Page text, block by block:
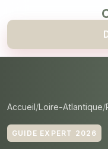
Accueil Loire-Atlantique
GUIDE EXPERT 2026